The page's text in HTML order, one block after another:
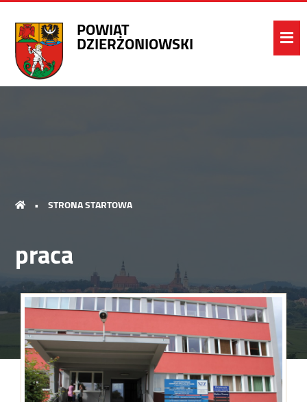
POWIAT
DZIERŻONIOWSKI
• STRONA STARTOWA
praca